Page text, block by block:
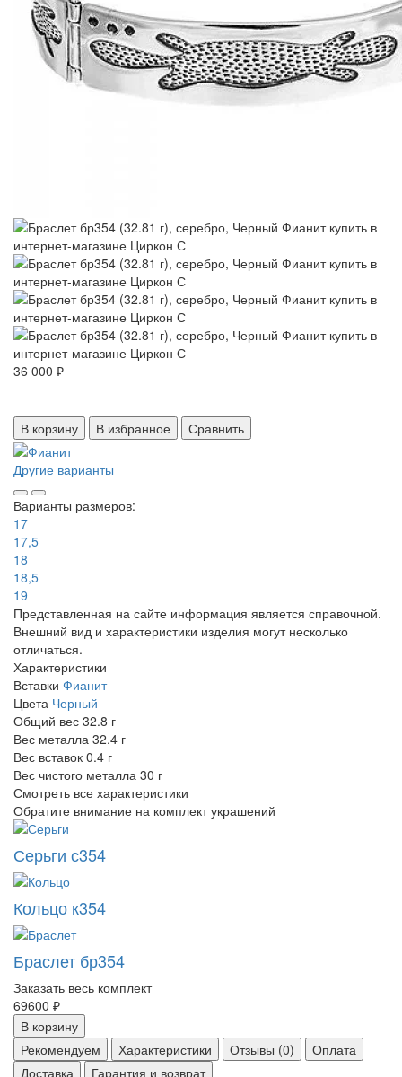
36 000 ₽
В корзину В избранное Сравнить
Другие варианты
Варианты размеров:
17
17,5
18
18,5
19
Представленная на сайте информация является справочной.
Внешний вид и характеристики изделия могут несколько
отличаться.
Характеристики
Вставки Фианит
Цвета Черный
Общий вес 32.8 г
Вес металла 32.4 г
Вес вставок 0.4 г
Вес чистого металла 30 г
Смотреть все характеристики
Обратите внимание на комплект украшений
Серьги с354
Кольцо к354
Браслет бр354
Заказать весь комплект
69600 ₽
В корзину
Рекомендуем
Характеристики Отзывы (0)
Оплата
Доставка
Гарантия и возврат